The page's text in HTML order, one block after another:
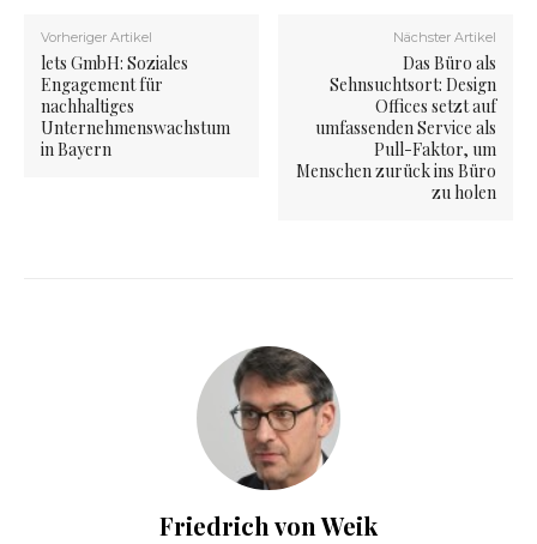
Vorheriger Artikel
lets GmbH: Soziales
Engagement für
nachhaltiges
Unternehmenswachstum
in Bayern
Nächster Artikel
Das Büro als
Sehnsuchtsort: Design
Offices setzt auf
umfassenden Service als
Pull-Faktor, um
Menschen zurück ins Büro
zu holen
Friedrich von Weik